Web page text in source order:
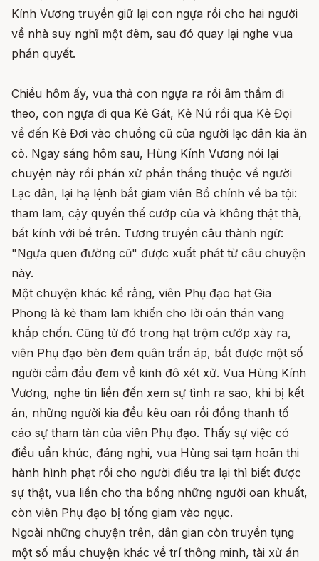
Kính Vương truyền giữ lại con ngựa rồi cho hai người
về nhà suy nghĩ một đêm, sau đó quay lại nghe vua
phán quyết.
Chiều hôm ấy, vua thả con ngựa ra rồi âm thầm đi
theo, con ngựa đi qua Kẻ Gát, Kẻ Nú rồi qua Kẻ Đọi
về đến Kẻ Đơi vào chuồng cũ của người lạc dân kia ăn
cỏ. Ngay sáng hôm sau, Hùng Kính Vương nói lại
chuyện này rồi phán xử phần thắng thuộc về người
Lạc dân, lại hạ lệnh bắt giam viên Bồ chính về ba tội:
tham lam, cậy quyền thế cướp của và không thật thà,
bất kính với bề trên. Tương truyền câu thành ngữ:
"Ngựa quen đường cũ" được xuất phát từ câu chuyện
này.
Một chuyện khác kể rằng, viên Phụ đạo hạt Gia
Phong là kẻ tham lam khiến cho lời oán thán vang
khắp chốn. Cũng từ đó trong hạt trộm cướp xảy ra,
viên Phụ đạo bèn đem quân trấn áp, bắt được một số
người cầm đầu đem về kinh đô xét xử. Vua Hùng Kính
Vương, nghe tin liền đến xem sự tình ra sao, khi bị kết
án, những người kia đều kêu oan rồi đồng thanh tố
cáo sự tham tàn của viên Phụ đạo. Thấy sự việc có
điều uẩn khúc, đáng nghi, vua Hùng sai tạm hoãn thi
hành hình phạt rồi cho người điều tra lại thì biết được
sự thật, vua liền cho tha bổng những người oan khuất,
còn viên Phụ đạo bị tống giam vào ngục.
Ngoài những chuyện trên, dân gian còn truyền tụng
một số mẩu chuyện khác về trí thông minh, tài xử án